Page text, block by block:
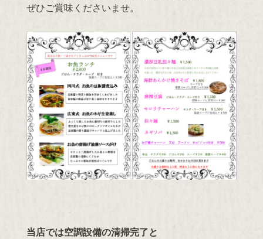
ぜひご賞味くださいませ。
当店では空調設備の清掃完了と